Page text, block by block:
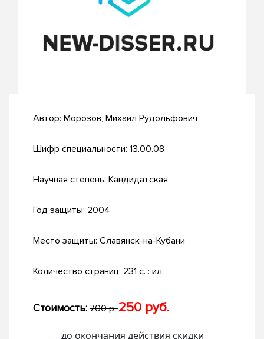
Автор: Морозов, Михаил Рудольфович
Шифр специальности: 13.00.08
Научная степень: Кандидатская
Год защиты: 2004
Место защиты: Славянск-на-Кубани
Количество страниц: 231 с. : ил.
Стоимость: 700 р.250 руб.
до окончания действия скидки